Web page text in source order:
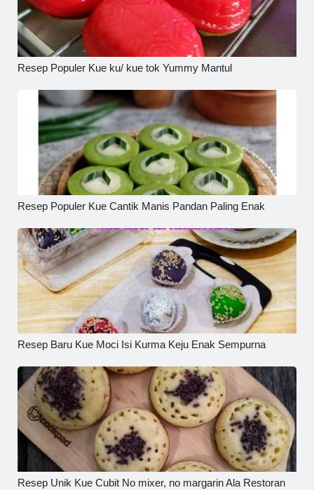
Resep Populer Kue ku/ kue tok Yummy Mantul
Resep Populer Kue Cantik Manis Pandan Paling Enak
Resep Baru Kue Moci Isi Kurma Keju Enak Sempurna
Resep Unik Kue Cubit No mixer, no margarin Ala Restoran